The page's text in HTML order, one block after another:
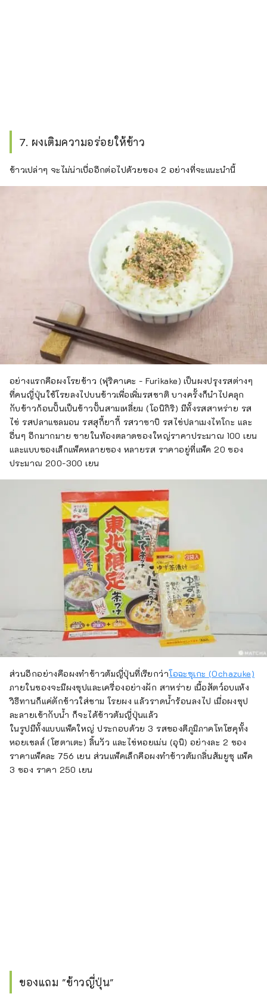
7. ผงเติมความอร่อยให้ข้าว
ข้าวเปล่าๆ จะไม่น่าเบื่ออีกต่อไปด้วยของ 2 อย่างที่จะแนะนำนี้
อย่างแรกคือผงโรยข้าว (ฟุริคาเคะ - Furikake) เป็นผงปรุงรสต่างๆ
ที่คนญี่ปุ่นใช้โรยลงไปบนข้าวเพื่อเพิ่มรสชาติ บางครั้งก็นำไปคลุก
กับข้าวก้อนปั้นเป็นข้าวปั้นสามเหลี่ยม (โอนิกิริ) มีทั้งรสสาหร่าย รส
ไข่ รสปลาแซลมอน รสสุกี้ยากี้ รสวาซาบิ รสไข่ปลาเมงไทโกะ และ
อื่นๆ อีกมากมาย ขายในท้องตลาดซองใหญ่ราคาประมาณ 100 เยน
และแบบซองเล็กแพ็คหลายซอง หลายรส ราคาอยู่ที่แพ็ค 20 ซอง
ประมาณ 200-300 เยน
ส่วนอีกอย่างคือผงทำข้าวต้มญี่ปุ่นที่เรียกว่าโอฉะซุเกะ (Ochazuke)
ภายในซองจะมีผงซุปและเครื่องอย่างผัก สาหร่าย เนื้อสัตว์อบแห้ง
วิธีทานก็แค่ตักข้าวใส่ชาม โรยผง แล้วราดน้ำร้อนลงไป เมื่อผงซุป
ละลายเข้ากับน้ำ ก็จะได้ข้าวต้มญี่ปุ่นแล้ว
ในรูปมีทั้งแบบแพ็คใหญ่ ประกอบด้วย 3 รสของดีภูมิภาคโทโฮคุทั้ง
หอยเชลล์ (โฮตาเตะ) ลิ้นวัว และไข่หอยเม่น (อุนิ) อย่างละ 2 ซอง
ราคาแพ็คละ 756 เยน ส่วนแพ็คเล็กคือผงทำข้าวต้มกลิ่นส้มยูซุ แพ็ค
3 ซอง ราคา 250 เยน
ของแถม "ข้าวญี่ปุ่น"